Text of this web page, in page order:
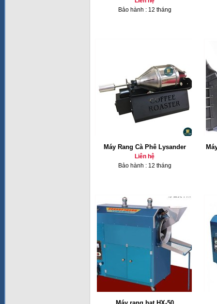
Bảo hành : 12 tháng
Máy Rang Cà Phê Lysander
Liên hệ
Bảo hành : 12 tháng